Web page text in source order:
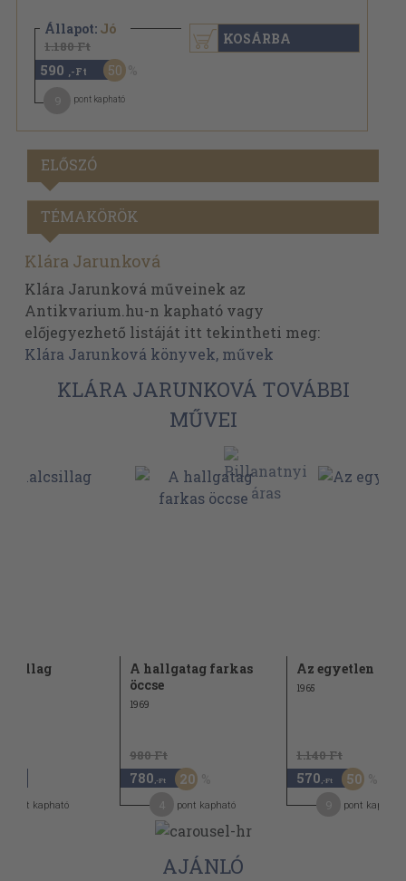
Állapot: Jó
1.180 Ft
590 ,-Ft 50
pont kapható
KOSÁRBA
ELŐSZÓ
TÉMAKÖRÖK
Klára Jarunková
Klára Jarunková műveinek az
Antikvarium.hu-n kapható vagy
előjegyezhető listáját itt tekintheti meg:
Klára Jarunková könyvek, művek
KLÁRA JARUNKOVÁ TOVÁBBI
MŰVEI
pont kapható
A hallgatag farkas
öccse
1969
980 Ft
780 ,-Ft 20
pont kapható
Az egyetlen
1965
1.140 Ft
570 ,-Ft 50
pont kapható
AJÁNLÓ